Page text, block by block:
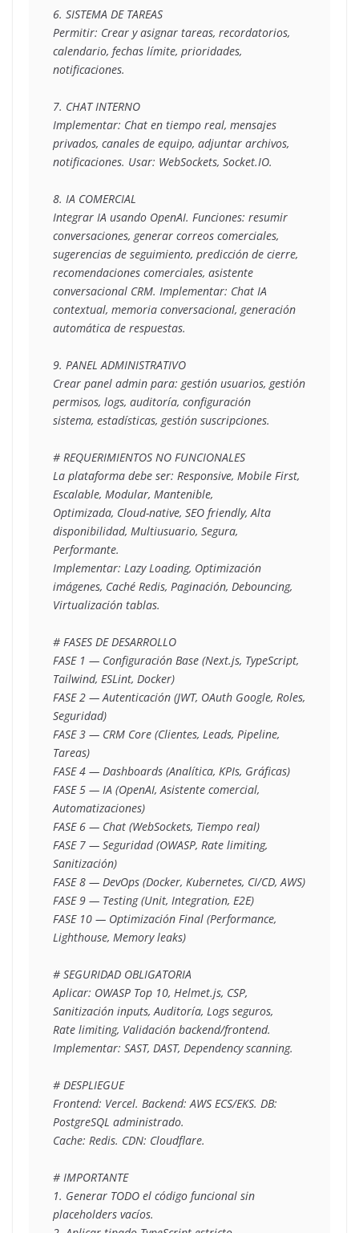
6. SISTEMA DE TAREAS
Permitir: Crear y asignar tareas, recordatorios,
calendario, fechas límite, prioridades,
notificaciones.
7. CHAT INTERNO
Implementar: Chat en tiempo real, mensajes
privados, canales de equipo, adjuntar archivos,
notificaciones. Usar: WebSockets, Socket.IO.
8. IA COMERCIAL
Integrar IA usando OpenAI. Funciones: resumir
conversaciones, generar correos comerciales,
sugerencias de seguimiento, predicción de cierre,
recomendaciones comerciales, asistente
conversacional CRM. Implementar: Chat IA
contextual, memoria conversacional, generación
automática de respuestas.
9. PANEL ADMINISTRATIVO
Crear panel admin para: gestión usuarios, gestión
permisos, logs, auditoría, configuración
sistema, estadísticas, gestión suscripciones.
# REQUERIMIENTOS NO FUNCIONALES
La plataforma debe ser: Responsive, Mobile First,
Escalable, Modular, Mantenible,
Optimizada, Cloud-native, SEO friendly, Alta
disponibilidad, Multiusuario, Segura,
Performante.
Implementar: Lazy Loading, Optimización
imágenes, Caché Redis, Paginación, Debouncing,
Virtualización tablas.
# FASES DE DESARROLLO
FASE 1 — Configuración Base (Next.js, TypeScript,
Tailwind, ESLint, Docker)
FASE 2 — Autenticación (JWT, OAuth Google, Roles,
Seguridad)
FASE 3 — CRM Core (Clientes, Leads, Pipeline,
Tareas)
FASE 4 — Dashboards (Analítica, KPIs, Gráficas)
FASE 5 — IA (OpenAI, Asistente comercial,
Automatizaciones)
FASE 6 — Chat (WebSockets, Tiempo real)
FASE 7 — Seguridad (OWASP, Rate limiting,
Sanitización)
FASE 8 — DevOps (Docker, Kubernetes, CI/CD, AWS)
FASE 9 — Testing (Unit, Integration, E2E)
FASE 10 — Optimización Final (Performance,
Lighthouse, Memory leaks)
# SEGURIDAD OBLIGATORIA
Aplicar: OWASP Top 10, Helmet.js, CSP,
Sanitización inputs, Auditoría, Logs seguros,
Rate limiting, Validación backend/frontend.
Implementar: SAST, DAST, Dependency scanning.
# DESPLIEGUE
Frontend: Vercel. Backend: AWS ECS/EKS. DB:
PostgreSQL administrado.
Cache: Redis. CDN: Cloudflare.
# IMPORTANTE
1. Generar TODO el código funcional sin
placeholders vacíos.